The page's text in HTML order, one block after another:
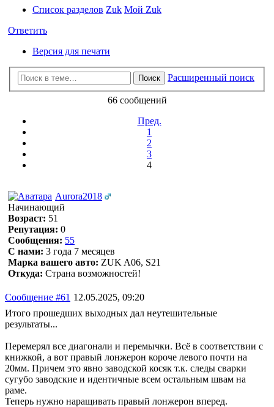
Список разделов Zuk Мой Zuk
Ответить
Версия для печати
Поиск Расширенный поиск
66 сообщений
Пред.
1
2
3
4
Aurora2018
Начинающий
Возраст: 51
Репутация: 0
Сообщения: 55
С нами: 3 года 7 месяцев
Марка вашего авто: ZUK A06, S21
Откуда: Страна возможностей!
Сообщение #61 12.05.2025, 09:20
Итого прошедших выходных дал неутешительные
результаты...
Перемерял все диагонали и перемычки. Всё в соответствии с
книжкой, а вот правый лонжерон короче левого почти на
20мм. Причем это явно заводской косяк т.к. следы сварки
сугубо заводские и идентичные всем остальным швам на
раме.
Теперь нужно наращивать правый лонжерон вперед.